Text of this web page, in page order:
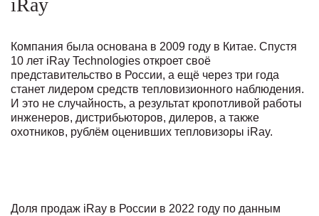
iRay
Компания была основана в 2009 году в Китае. Спустя
10 лет iRay Technologies откроет своё
представительство в России, а ещё через три года
станет лидером средств тепловизионного наблюдения.
И это не случайность, а результат кропотливой работы
инженеров, дистрибьюторов, дилеров, а также
охотников, рублём оценивших тепловизоры iRay.
Доля продаж iRay в России в 2022 году по данным